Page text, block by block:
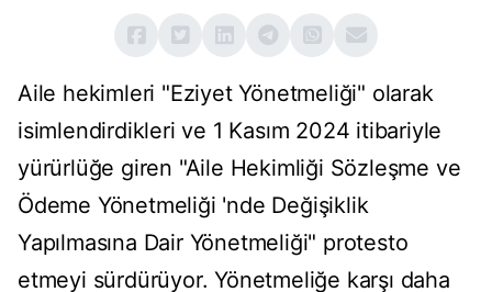
Aile hekimleri "Eziyet Yönetmeliği" olarak
isimlendirdikleri ve 1 Kasım 2024 itibariyle
yürürlüğe giren "Aile Hekimliği Sözleşme ve
Ödeme Yönetmeliği 'nde Değişiklik
Yapılmasına Dair Yönetmeliği" protesto
etmeyi sürdürüyor. Yönetmeliğe karşı daha